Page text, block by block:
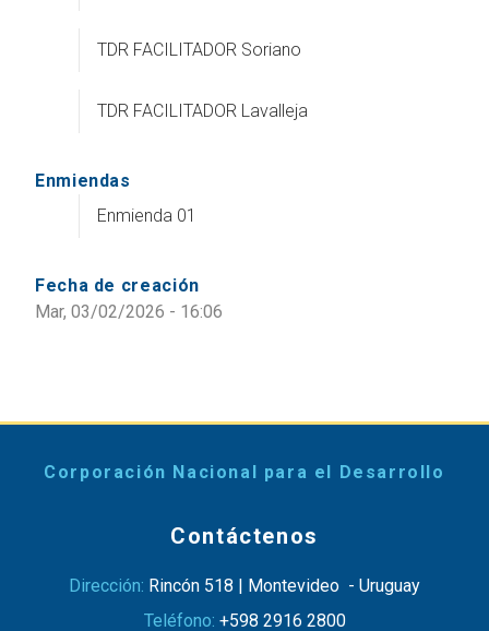
TDR FACILITADOR Soriano
TDR FACILITADOR Lavalleja
Enmiendas
Enmienda 01
Fecha de creación
Mar, 03/02/2026 - 16:06
Corporación Nacional para el Desarrollo
Contáctenos
Dirección: Rincón 518 | Montevideo - Uruguay
Teléfono: +598 2916 2800